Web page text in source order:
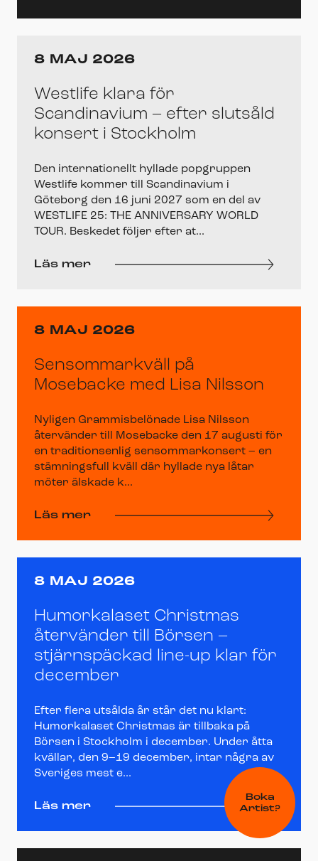
8 MAJ 2026
Westlife klara för
Scandinavium – efter slutsåld
konsert i Stockholm
Den internationellt hyllade popgruppen
Westlife kommer till Scandinavium i
Göteborg den 16 juni 2027 som en del av
WESTLIFE 25: THE ANNIVERSARY WORLD
TOUR. Beskedet följer efter at...
Läs mer
8 MAJ 2026
Sensommarkväll på
Mosebacke med Lisa Nilsson
Nyligen Grammisbelönade Lisa Nilsson
återvänder till Mosebacke den 17 augusti för
en traditionsenlig sensommarkonsert – en
stämningsfull kväll där hyllade nya låtar
möter älskade k...
Läs mer
8 MAJ 2026
Humorkalaset Christmas
återvänder till Börsen –
stjärnspäckad line-up klar för
december
Efter flera utsålda år står det nu klart:
Humorkalaset Christmas är tillbaka på
Börsen i Stockholm i december. Under åtta
kvällar, den 9–19 december, intar några av
Sveriges mest e...
Läs mer
Boka
Artist?